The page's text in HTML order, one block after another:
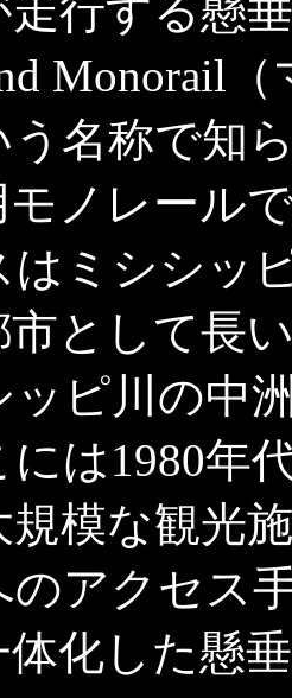
行する懸
Monorail
う名称で知
ノレール
はミシシッ
市として長
ッピ川の中
は1980年
模な観光
のアクセス
化した懸